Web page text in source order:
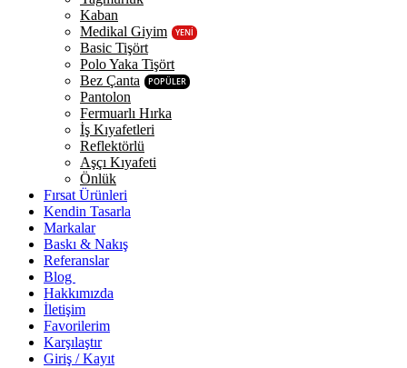
Kaban
Medikal Giyim
YENİ
Basic Tişört
Polo Yaka Tişört
Bez Çanta
POPÜLER
Pantolon
Fermuarlı Hırka
İş Kıyafetleri
Reflektörlü
Aşçı Kıyafeti
Önlük
Fırsat Ürünleri
Kendin Tasarla
Markalar
Baskı & Nakış
Referanslar
Blog
Hakkımızda
İletişim
Favorilerim
Karşılaştır
Giriş / Kayıt